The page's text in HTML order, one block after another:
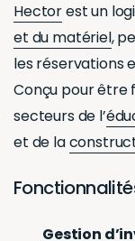
Hectorest un
et du matériel,
les réservations
Conçu pour être
secteurs de l’
et de la
Gestion